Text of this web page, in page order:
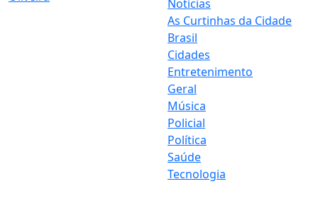
Notícias
As Curtinhas da Cidade
Brasil
Cidades
Entretenimento
Geral
Música
Policial
Política
Saúde
Tecnologia